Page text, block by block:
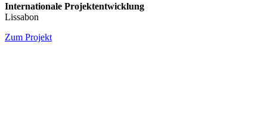
Internationale Projektentwicklung
Lissabon
Zum Projekt